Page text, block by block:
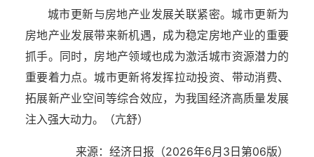
城市更新与房地产业发展关联紧密。城市更新为
房地产业发展带来新机遇，成为稳定房地产业的重要
抓手。同时，房地产领域也成为激活城市资源潜力的
重要着力点。城市更新将发挥拉动投资、带动消费、
拓展新产业空间等综合效应，为我国经济高质量发展
注入强大动力。（亢舒）
来源：经济日报（2026年6月3日第06版）